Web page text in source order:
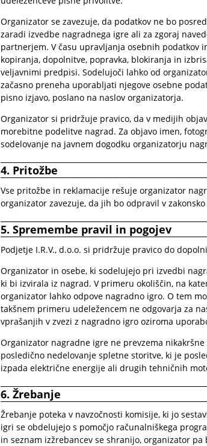
Organizator se zavezuje, da podatkov ne bo
zaradi izvedbe nagradnega igre ali za zgoraj
partnerjem. V času upravljanja osebnih podatkov
kopiranja, dopolnitve, popravka, blokiranja in
veljavnimi predpisi. Sodelujoči lahko od
začasno preneha uporabljati njegove osebne
pisno izjavo, poslano na naslov organizatorja.
Organizator si pridržuje pravico, da v medijih
morebitne podelitve nagrad. Za objavo imen,
sodelovanje na javnem dogodku organizatorju
4. Pritožbe
Vse pritožbe in reklamacije rešuje organizator
organizator zavezuje, da jih bo odpravil v
5. Spremembe pravil in pogojev
Podjetje I.R.V., d.o.o. si pridržuje pravico do
Organizator in osebe, ki sodelujejo pri izvedbi
ki bi izvirala iz nagrad. V primeru okoliščin, na
organizator lahko odpove nagradno igro. O tem
takšnem primeru udeležencem ne odgovarja za
vprašanjih v zvezi z nagradno igro oziroma
Organizator nagradne igre ne prevzema
posledično nedelovanje spletne storitve, ki je
izpada električne energije ali drugih tehničnih
6. Žrebanje
Žrebanje poteka v navzočnosti komisije, ki jo
igri se obdelujejo s pomočjo računalniškega
in seznam izžrebancev se shranijo, organizator